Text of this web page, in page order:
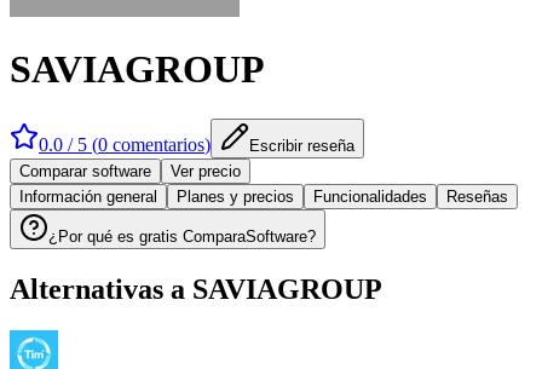
SAVIAGROUP
0.0 / 5 (0 comentarios)
Escribir reseña
Comparar software
Ver precio
Información general
Planes y precios Funcionalidades Reseñas
¿Por qué es gratis ComparaSoftware?
Alternativas a SAVIAGROUP